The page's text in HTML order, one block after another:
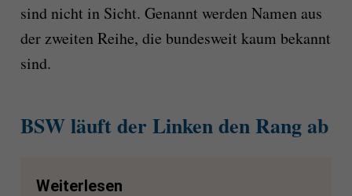
sind nicht in Sicht. Genannt werden Namen aus
der zweiten Reihe, die bundesweit kaum bekannt
sind.
BSW läuft der Linken den Rang ab
Weiterlesen